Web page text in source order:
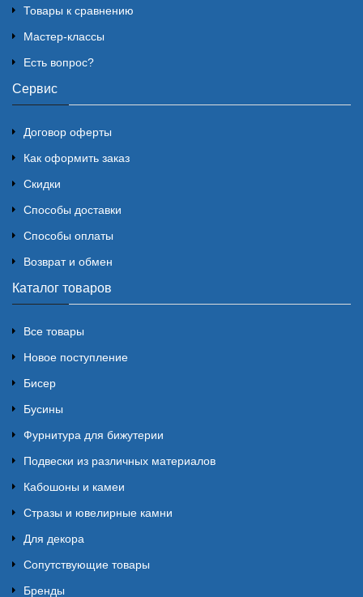
Товары к сравнению
Мастер-классы
Есть вопрос?
Сервис
Договор оферты
Как оформить заказ
Скидки
Способы доставки
Способы оплаты
Возврат и обмен
Каталог товаров
Все товары
Новое поступление
Бисер
Бусины
Фурнитура для бижутерии
Подвески из различных материалов
Кабошоны и камеи
Стразы и ювелирные камни
Для декора
Сопутствующие товары
Бренды